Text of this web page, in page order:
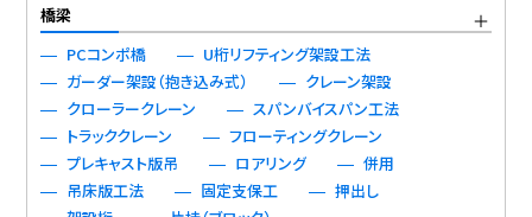
橋梁
PCコンポ橋
U桁リフティング架設工法
ガーダー架設（抱き込み式）
クレーン架設
クローラークレーン
スパンバイスパン工法
トラッククレーン
フローティングクレーン
プレキャスト版吊
ロアリング
併用
吊床版工法
固定支保工
押出し